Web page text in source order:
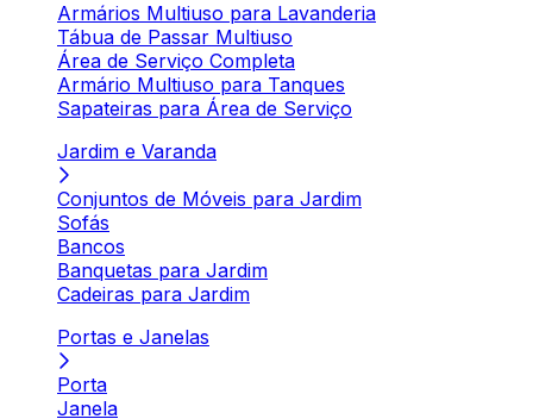
Armários Multiuso para Lavanderia
Tábua de Passar Multiuso
Área de Serviço Completa
Armário Multiuso para Tanques
Sapateiras para Área de Serviço
Jardim e Varanda
Conjuntos de Móveis para Jardim
Sofás
Bancos
Banquetas para Jardim
Cadeiras para Jardim
Portas e Janelas
Porta
Janela